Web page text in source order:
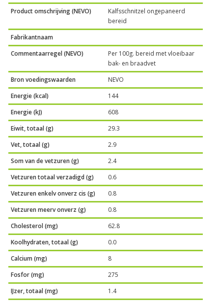
Product omschrijving (NEVO)
Kalfsschnitzel ongepaneerd
bereid
Fabrikantnaam
Commentaarregel (NEVO)
Per 100g. bereid met vloeibaar
bak- en braadvet
Bron voedingswaarden
NEVO
Energie (kcal)
144
Energie (kJ)
608
Eiwit, totaal (g)
29.3
Vet, totaal (g)
2.9
Som van de vetzuren (g)
2.4
Vetzuren totaal verzadigd (g)
0.6
Vetzuren enkelv onverz cis (g)
0.8
Vetzuren meerv onverz (g)
0.8
Cholesterol (mg)
62.8
Koolhydraten, totaal (g)
0.0
Calcium (mg)
8
Fosfor (mg)
275
IJzer, totaal (mg)
1.4